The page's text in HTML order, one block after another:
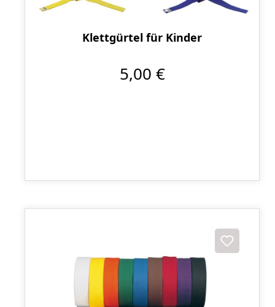
Klettgürtel für Kinder
5,00 €